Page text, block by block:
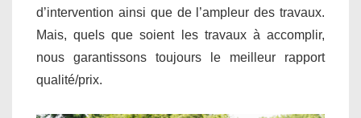
d’intervention ainsi que de l’ampleur des travaux.
Mais, quels que soient les travaux à accomplir,
nous garantissons toujours le meilleur rapport
qualité/prix.